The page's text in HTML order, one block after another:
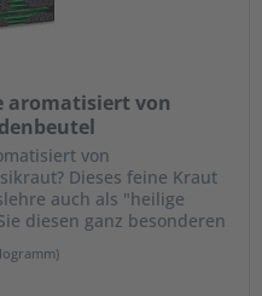
aromatisiert von
von
Dieses feine Kraut
auch als "heilige
diesen ganz besonderen